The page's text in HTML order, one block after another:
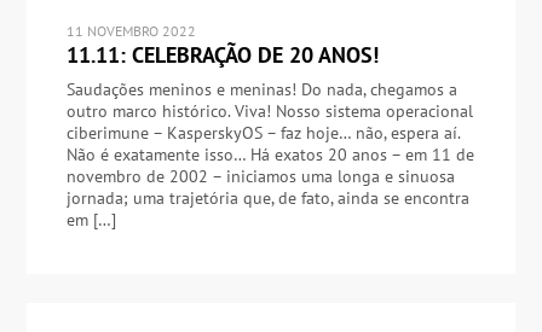
11 NOVEMBRO 2022
11.11: CELEBRAÇÃO DE 20 ANOS!
Saudações meninos e meninas! Do nada, chegamos a
outro marco histórico. Viva! Nosso sistema operacional
ciberimune – KasperskyOS – faz hoje… não, espera aí.
Não é exatamente isso… Há exatos 20 anos – em 11 de
novembro de 2002 – iniciamos uma longa e sinuosa
jornada; uma trajetória que, de fato, ainda se encontra
em […]